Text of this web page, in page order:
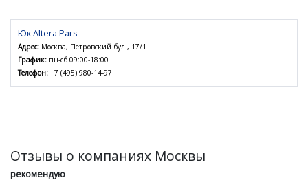
Юк Altera Pars
Адрес: Москва, Петровский бул., 17/1
График: пн-сб 09:00-18:00
Телефон: +7 (495) 980-14-97
Отзывы о компаниях Москвы
рекомендую